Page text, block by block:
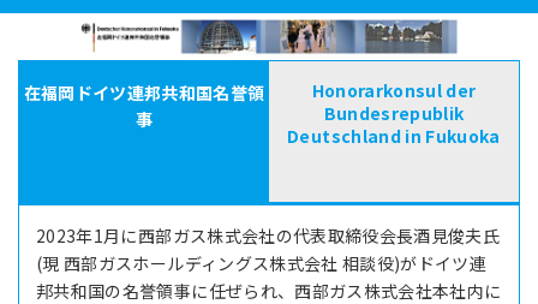
在福岡ドイツ連邦共和国名誉領
事
Honorarkonsul der
Bundesrepublik
Deutschland in Fukuoka
2023年1月に西部ガス株式会社の代表取締役会長酒見俊夫氏
(現 西部ガスホールディングス株式会社 相談役)がドイツ連
邦共和国の名誉領事に任ぜられ、西部ガス株式会社本社内に